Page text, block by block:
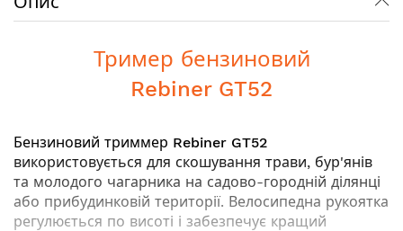
Тример бензиновий
Rebiner GT52
Бензиновий триммер Rebiner GT52
використовується для скошування трави, бур'янів
та молодого чагарника на садово-городній ділянці
або прибудинковій території. Велосипедна рукоятка
регулюється по висоті і забезпечує кращий